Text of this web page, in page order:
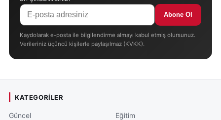
Abone Ol
Kaydolarak e-posta ile bilgilendirme almayı kabul etmiş olursunuz.
Verileriniz üçüncü kişilerle paylaşılmaz (KVKK).
KATEGORILER
Güncel
Eğitim